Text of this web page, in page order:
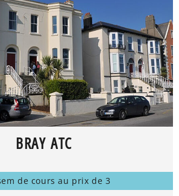
BRAY ATC
de cours au prix de 3